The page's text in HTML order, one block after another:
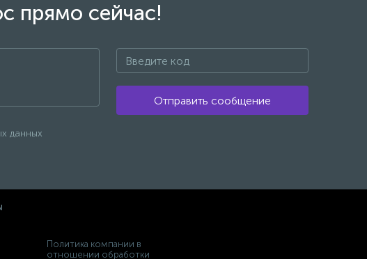
прямо сейчас!
Отправить сообщение
данных
Политика компании в
отношении обработки